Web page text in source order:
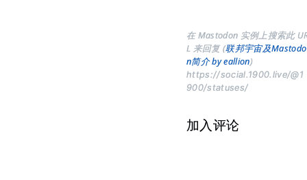
在 Mastodon 实例上搜索此
L 来回复 (联邦宇宙及Mastodo
n简介 by eallion)
https://social.1900.live/@1
900/statuses/
加入评论